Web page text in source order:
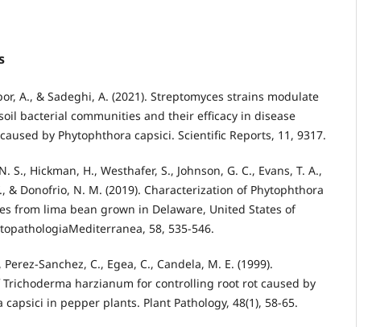
A., & Sadeghi, A. (2021). Streptomyces strains modulate
bacterial communities and their efficacy in disease
by Phytophthora capsici. Scientific Reports, 11, 9317.
S., Hickman, H., Westhafer, S., Johnson, G. C., Evans, T. A.,
& Donofrio, N. M. (2019). Characterization of Phytophthora
from lima bean grown in Delaware, United States of
58, 535-546.
Sanchez, C., Egea, C., Candela, M. E. (1999).
Trichoderma harzianum for controlling root rot caused by
capsici in pepper plants. Plant Pathology, 48(1), 58-65.